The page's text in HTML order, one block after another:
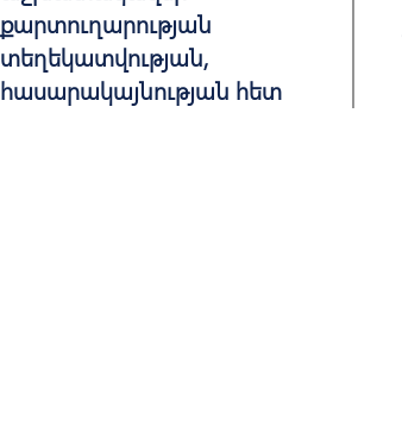
քարտուղարության
տեղեկատվության,
հասարակայնության հետ